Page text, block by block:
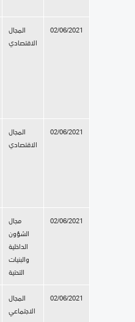
المجال
الاقتصادي
02/06/2021
المجال
الاقتصادي
02/06/2021
مجال
الشؤون
الداخلية
والبنيات
التحتية
02/06/2021
المجال
الاجتماعي
02/06/2021